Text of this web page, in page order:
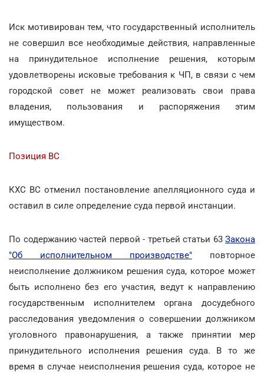
Иск мотивирован тем, что государственный исполнитель
не совершил все необходимые действия, направленные
на принудительное исполнение решения, которым
удовлетворены исковые требования к ЧП, в связи с чем
городской совет не может реализовать свои права
владения, пользования и распоряжения этим
имуществом.
Позиция ВС
КХС ВС отменил постановление апелляционного суда и
оставил в силе определение суда первой инстанции.
По содержанию частей первой - третьей статьи 63 Закона
"Об исполнительном производстве" повторное
неисполнение должником решения суда, которое может
быть исполнено без его участия, ведут к направлению
государственным исполнителем органа досудебного
расследования уведомления о совершении должником
уголовного правонарушения, а также принятии мер
принудительного исполнения решения суда. В то же
время в случае неисполнения решения суда, которое не